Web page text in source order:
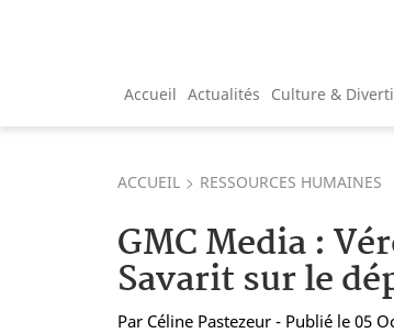
Accueil Actualités Culture &
ACCUEIL RESSOURCES HUMAINES
GMC Media :
Savarit sur le
Par Céline Pastezeur - Publié le 05